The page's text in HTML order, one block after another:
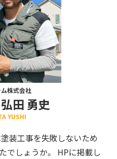
株式会社
弘田 勇史
YUSHI
装工事を失敗しないため
でしょうか。 HPに掲載し